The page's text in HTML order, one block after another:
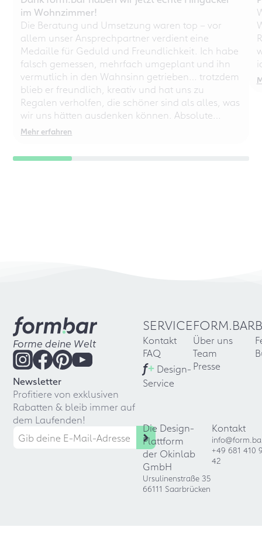
im Wohnzimmer!
Die Beratung und Umsetzung waren top – vor
allem unser Ansprechpartner verdient eine
Medaille für Geduld und Freundlichkeit. Ich habe
falsch gemessen, mehrfach umgeplant und ihn
vermutlich in den Wahnsinn getrieben… trotzdem
blieb er freundlich, kreativ und hat uns zu
Regalen verholfen, die schöner sind als alles, was
wir uns hätten ausdenken können. Absolute
Empfehlung – auch für chaotische
Mehr erfahren
Forme deine Welt
Newsletter
Profitiere von exklusiven
Rabatten & bleib immer auf
dem Laufenden!
SERVICE
Kontakt
FAQ
f+ Design-
Service
FORM.BAR
Über uns
Team
Presse
Die Design-
Plattform
der Okinlab
GmbH
Ursulinenstraße 35
66111 Saarbrücken
Kontakt
+49 681 410
42